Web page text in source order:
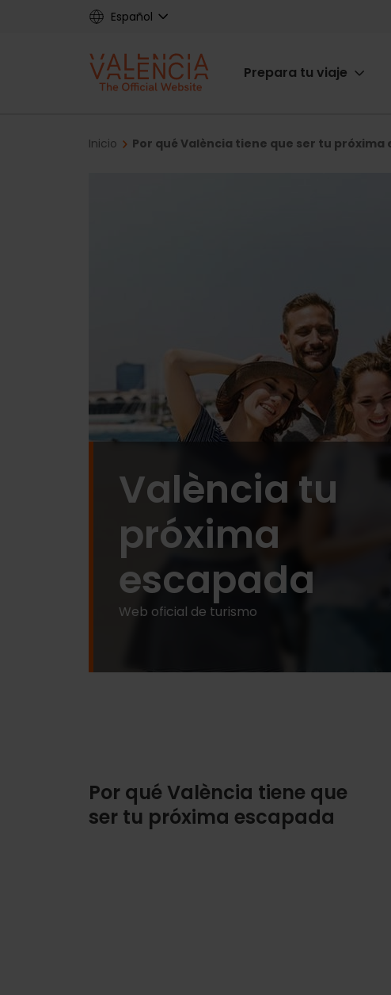
Español
Main
Prepara tu viaje
Breadcrumb
Inicio Por qué València tiene que ser tu próxima
València tu
próxima
escapada
Web oficial de turismo
Por qué València tiene que
ser tu próxima escapada